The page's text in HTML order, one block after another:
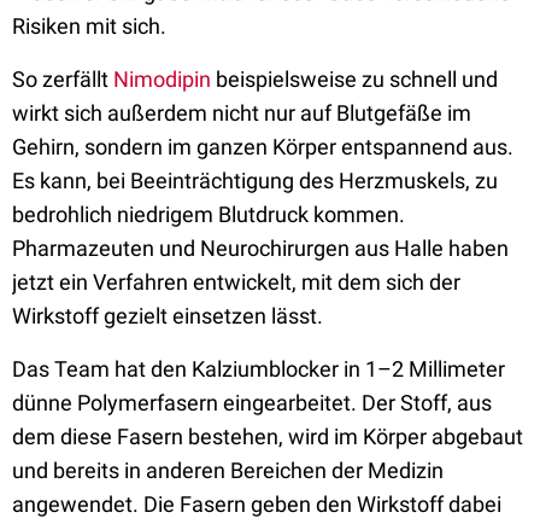
Risiken mit sich.
So zerfällt Nimodipin beispielsweise zu schnell und
wirkt sich außerdem nicht nur auf Blutgefäße im
Gehirn, sondern im ganzen Körper entspannend aus.
Es kann, bei Beeinträchtigung des Herzmuskels, zu
bedrohlich niedrigem Blutdruck kommen.
Pharmazeuten und Neurochirurgen aus Halle haben
jetzt ein Verfahren entwickelt, mit dem sich der
Wirkstoff gezielt einsetzen lässt.
Das Team hat den Kalziumblocker in 1–2 Millimeter
dünne Polymerfasern eingearbeitet. Der Stoff, aus
dem diese Fasern bestehen, wird im Körper abgebaut
und bereits in anderen Bereichen der Medizin
angewendet. Die Fasern geben den Wirkstoff dabei